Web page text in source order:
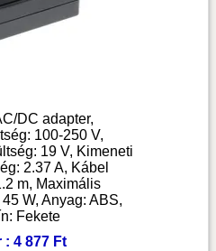
DC adapter,
100-250 V,
19 V, Kimeneti
2.37 A, Kábel
m, Maximális
W, Anyag: ABS,
Fekete
: 4 877 Ft